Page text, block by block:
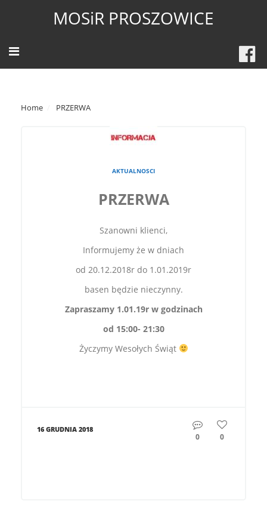
MOSiR PROSZOWICE
Home PRZERWA
AKTUALNOSCI
PRZERWA
Szanowni klienci,
Informujemy że w dniach
od 20.12.2018r do 1.01.2019r
basen będzie nieczynny.
Zapraszamy 1.01.19r w godzinach
od 15:00- 21:30
Życzymy Wesołych Świąt
16 GRUDNIA 2018
0 0